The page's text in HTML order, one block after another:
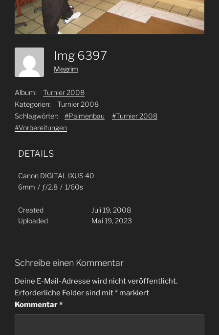
Img 6397
Megrim
Album:
Turnier 2008
Kategorien:
Turnier 2008
Schlagwörter:
#Palmenbau
#Turnier 2008
#Vorbereitungen
DETAILS
Canon DIGITAL IXUS 40
6mm / ƒ/2.8 / 1/60s
Created
Juli 19, 2008
Uploaded
Mai 19, 2023
Schreibe einen Kommentar
Deine E-Mail-Adresse wird nicht veröffentlicht.
Erforderliche Felder sind mit* markiert
Kommentar*